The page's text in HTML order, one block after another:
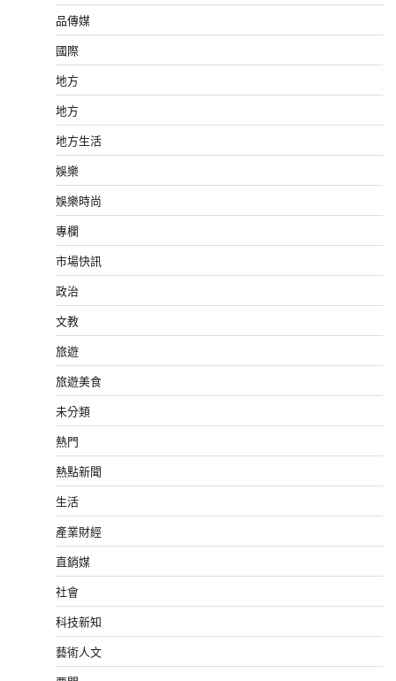
品傳媒
國際
地方
地方
地方生活
娛樂
娛樂時尚
專欄
市場快訊
政治
文教
旅遊
旅遊美食
未分類
熱門
熱點新聞
生活
產業財經
直銷媒
社會
科技新知
藝術人文